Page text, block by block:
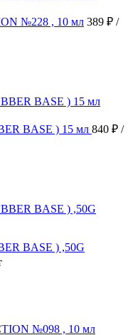
№228 , 10 мл 389 ₽ /
BASE ) 15 мл 840 ₽ /
BASE ) ,50G